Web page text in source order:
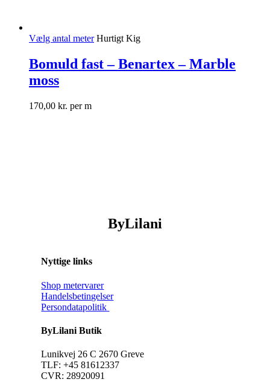
Vælg antal meter Hurtigt Kig
Bomuld fast – Benartex – Marble
moss
170,00 kr. per m
ByLilani
Nyttige links
Shop metervarer
Handelsbetingelser
Persondatapolitik
ByLilani Butik
Lunikvej 26 C 2670 Greve
TLF: +45 81612337
CVR: 28920091